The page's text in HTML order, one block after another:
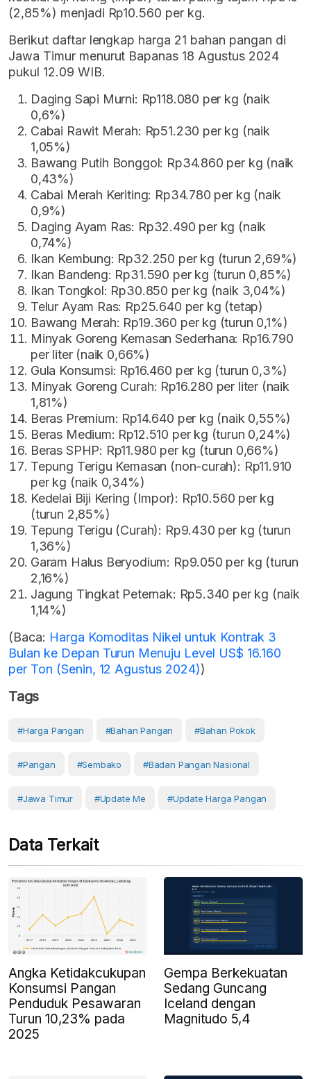
(2,85%) menjadi Rp10.560 per kg.
Berikut daftar lengkap harga 21 bahan pangan di
Jawa Timur menurut Bapanas 18 Agustus 2024
pukul 12.09 WIB.
Daging Sapi Murni: Rp118.080 per kg (naik
0,6%)
Cabai Rawit Merah: Rp51.230 per kg (naik
1,05%)
Bawang Putih Bonggol: Rp34.860 per kg (naik
0,43%)
Cabai Merah Keriting: Rp34.780 per kg (naik
0,9%)
Daging Ayam Ras: Rp32.490 per kg (naik
0,74%)
Ikan Kembung: Rp32.250 per kg (turun 2,69%)
Ikan Bandeng: Rp31.590 per kg (turun 0,85%)
Ikan Tongkol: Rp30.850 per kg (naik 3,04%)
Telur Ayam Ras: Rp25.640 per kg (tetap)
Bawang Merah: Rp19.360 per kg (turun 0,1%)
Minyak Goreng Kemasan Sederhana: Rp16.790
per liter (naik 0,66%)
Gula Konsumsi: Rp16.460 per kg (turun 0,3%)
Minyak Goreng Curah: Rp16.280 per liter (naik
1,81%)
Beras Premium: Rp14.640 per kg (naik 0,55%)
Beras Medium: Rp12.510 per kg (turun 0,24%)
Beras SPHP: Rp11.980 per kg (turun 0,66%)
Tepung Terigu Kemasan (non-curah): Rp11.910
per kg (naik 0,34%)
Kedelai Biji Kering (Impor): Rp10.560 per kg
(turun 2,85%)
Tepung Terigu (Curah): Rp9.430 per kg (turun
1,36%)
Garam Halus Beryodium: Rp9.050 per kg (turun
2,16%)
Jagung Tingkat Peternak: Rp5.340 per kg (naik
1,14%)
(Baca: Harga Komoditas Nikel untuk Kontrak 3
Bulan ke Depan Turun Menuju Level US$ 16.160
per Ton (Senin, 12 Agustus 2024))
Tags
#Harga Pangan #Bahan Pangan #Bahan Pokok
#Pangan #Sembako #Badan Pangan Nasional
#Jawa Timur #Update Me #Update Harga Pangan
Data Terkait
Angka Ketidakcukupan
Konsumsi Pangan
Penduduk Pesawaran
Turun 10,23% pada
2025
Gempa Berkekuatan
Sedang Guncang
Iceland dengan
Magnitudo 5,4